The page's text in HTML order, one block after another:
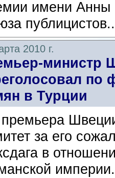
имени Анны
2010 г.
министр
по
в Турции
за его
в